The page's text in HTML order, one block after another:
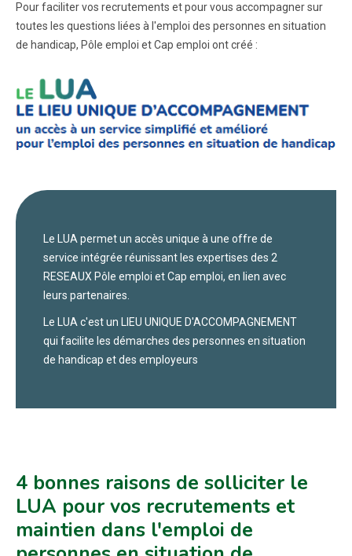
Pour faciliter vos recrutements et pour vous accompagner sur
toutes les questions liées à l'emploi des personnes en situation
de handicap, Pôle emploi et Cap emploi ont créé :
Le LUA permet un accès unique à une offre de
service intégrée réunissant les expertises des 2
RESEAUX Pôle emploi et Cap emploi, en lien avec
leurs partenaires.
Le LUA c'est un LIEU UNIQUE D'ACCOMPAGNEMENT
qui facilite les démarches des personnes en situation
de handicap et des employeurs
4 bonnes raisons de solliciter le
LUA pour vos recrutements et
maintien dans l'emploi de